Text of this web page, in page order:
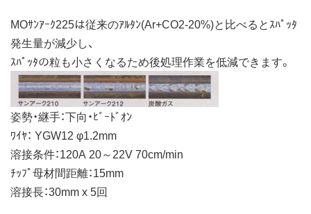
MOｻﾝｱｰｸ225は従来のｱﾙﾀﾝ(Ar+CO2-20%)と比べるとｽﾊﾟｯﾀ
発生量が減少し、
ｽﾊﾟｯﾀの粒も小さくなるため後処理作業を低減できます。
姿勢・継手：下向・ﾋﾞｰﾄﾞｵﾝ
ﾜｲﾔ： YGW12 φ1.2mm
溶接条件：120A 20～22V 70cm/min
ﾁｯﾌﾟ母材間距離：15mm
溶接長：30mm x 5回